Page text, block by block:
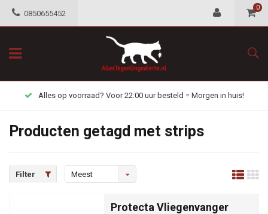
0850655452
0
Alles op voorraad? Voor 22:00 uur besteld = Morgen in huis!
Producten getagd met strips
Filter
Meest
Protecta Vliegenvanger